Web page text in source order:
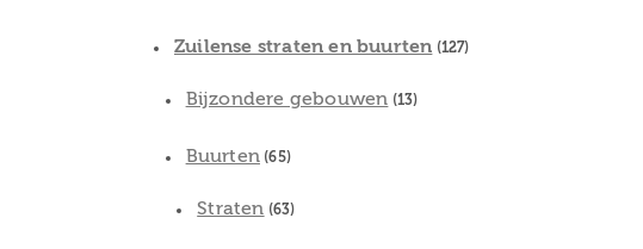
Zuilense straten en buurten (127)
Bijzondere gebouwen (13)
Buurten (65)
Straten (63)